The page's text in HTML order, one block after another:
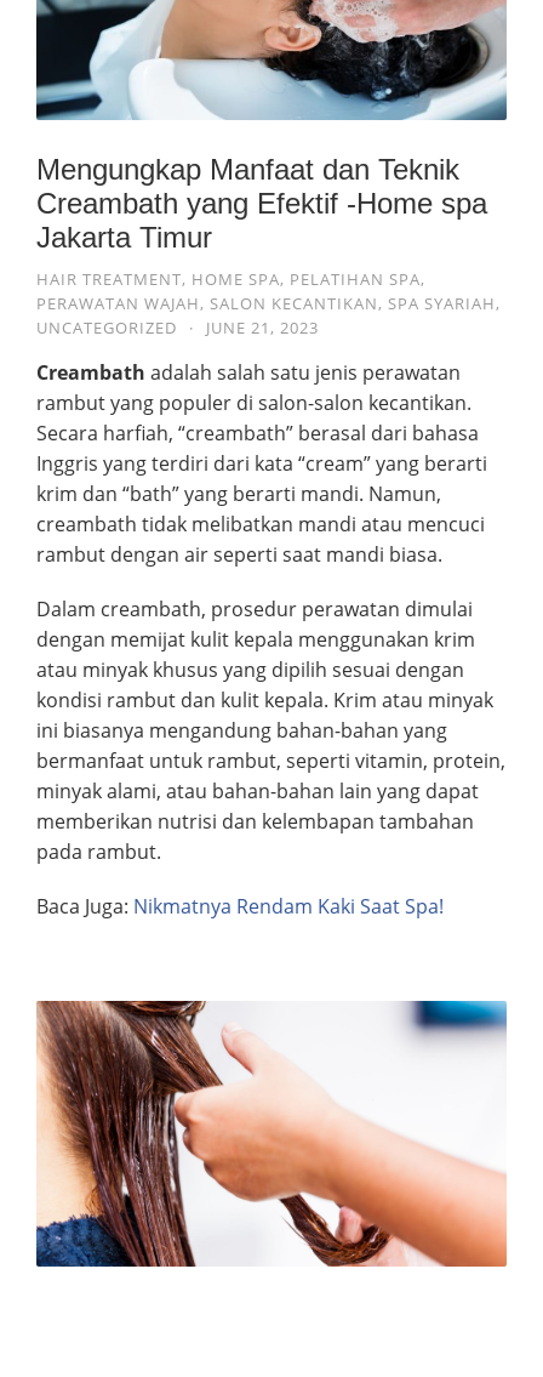
Mengungkap Manfaat dan Teknik
Creambath yang Efektif -Home spa
Jakarta Timur
HAIR TREATMENT, HOME SPA, PELATIHAN SPA,
PERAWATAN WAJAH, SALON KECANTIKAN, SPA SYARIAH,
UNCATEGORIZED
· JUNE 21, 2023
Creambath adalah salah satu jenis perawatan
rambut yang populer di salon-salon kecantikan.
Secara harfiah, “creambath” berasal dari bahasa
Inggris yang terdiri dari kata “cream” yang berarti
krim dan “bath” yang berarti mandi. Namun,
creambath tidak melibatkan mandi atau mencuci
rambut dengan air seperti saat mandi biasa.
Dalam creambath, prosedur perawatan dimulai
dengan memijat kulit kepala menggunakan krim
atau minyak khusus yang dipilih sesuai dengan
kondisi rambut dan kulit kepala. Krim atau minyak
ini biasanya mengandung bahan-bahan yang
bermanfaat untuk rambut, seperti vitamin, protein,
minyak alami, atau bahan-bahan lain yang dapat
memberikan nutrisi dan kelembapan tambahan
pada rambut.
Baca Juga: Nikmatnya Rendam Kaki Saat Spa!